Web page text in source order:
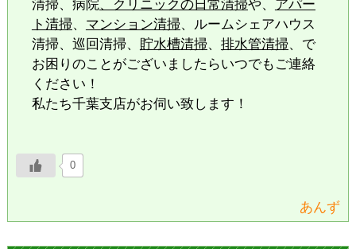
清掃、病院、クリニックの日常清掃や、 アパー
ト清掃、 マンション清掃、ルームシェアハウス
清掃、巡回清掃、 貯水槽清掃、 排水管清掃、で
お困りのことがございましたらいつでもご連絡
ください！
私たち千葉支店がお伺い致します！
0
あんず